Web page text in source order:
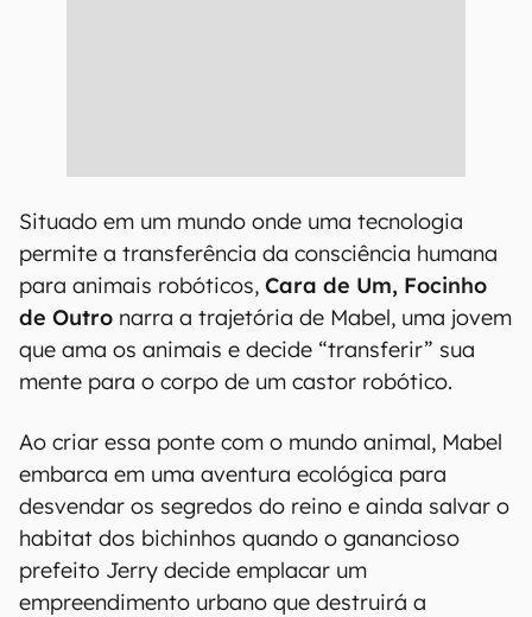
Situado em um mundo onde uma tecnologia
permite a transferência da consciência humana
para animais robóticos, Cara de Um, Focinho
de Outro narra a trajetória de Mabel, uma jovem
que ama os animais e decide “transferir” sua
mente para o corpo de um castor robótico.
Ao criar essa ponte com o mundo animal, Mabel
embarca em uma aventura ecológica para
desvendar os segredos do reino e ainda salvar o
habitat dos bichinhos quando o ganancioso
prefeito Jerry decide emplacar um
empreendimento urbano que destruirá a